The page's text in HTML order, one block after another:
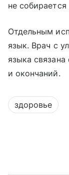
не
Отдельным
язык. Врач с
языка
и окончаний.
здоровье